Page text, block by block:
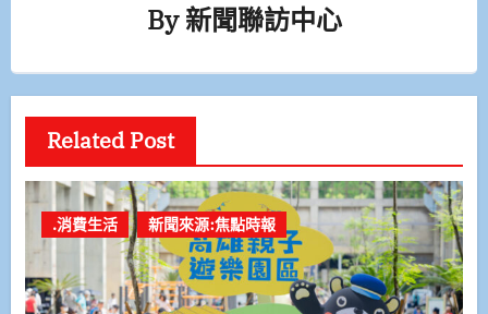
By新聞聯訪中心
Related Post
.消費生活 新聞來源:焦點時報